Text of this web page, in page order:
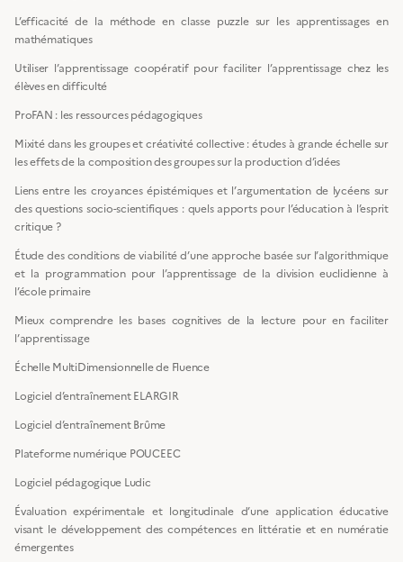
L’efficacité de la méthode en classe puzzle sur les apprentissages en
mathématiques
Utiliser l’apprentissage coopératif pour faciliter l’apprentissage chez les
élèves en difficulté
ProFAN : les ressources pédagogiques
Mixité dans les groupes et créativité collective : études à grande échelle sur
les effets de la composition des groupes sur la production d’idées
Liens entre les croyances épistémiques et l’argumentation de lycéens sur
des questions socio-scientifiques : quels apports pour l’éducation à l’esprit
critique ?
Étude des conditions de viabilité d’une approche basée sur l’algorithmique
et la programmation pour l’apprentissage de la division euclidienne à
l’école primaire
Mieux comprendre les bases cognitives de la lecture pour en faciliter
l’apprentissage
Échelle MultiDimensionnelle de Fluence
Logiciel d’entraînement ELARGIR
Logiciel d’entraînement Brûme
Plateforme numérique POUCEEC
Logiciel pédagogique Ludic
Évaluation expérimentale et longitudinale d’une application éducative
visant le développement des compétences en littératie et en numératie
émergentes